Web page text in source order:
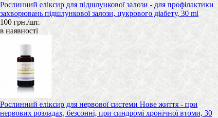
Рослинний еліксир для підшлункової залози - для профілактики
захворювань підшлункової залози, цукрового діабету, 30 ml
100 грн./шт.
в наявності
Рослинний еліксир для нервової системи Нове життя - при
нервових розладах, безсонні, при синдромі хронічної втоми, 30